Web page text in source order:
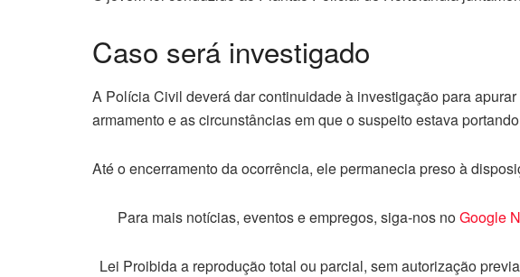
Caso será investigado
A Polícia Civil deverá dar continuidade à investigação para
armamento e as circunstâncias em que o suspeito estava
Até o encerramento da ocorrência, ele permanecia preso à
Para mais notícias, eventos e empregos, siga-nos noGoogle
Lei Proibida a reprodução total ou parcial, sem autorização